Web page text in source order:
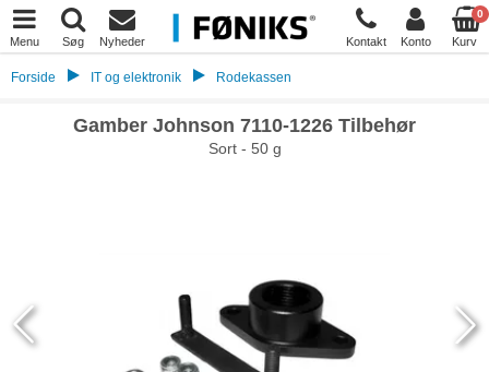
Menu Søg Nyheder Kontakt Konto
0
Kurv
Forside IT og elektronik Rodekassen
Gamber Johnson 7110-1226 Tilbehør
Sort - 50 g